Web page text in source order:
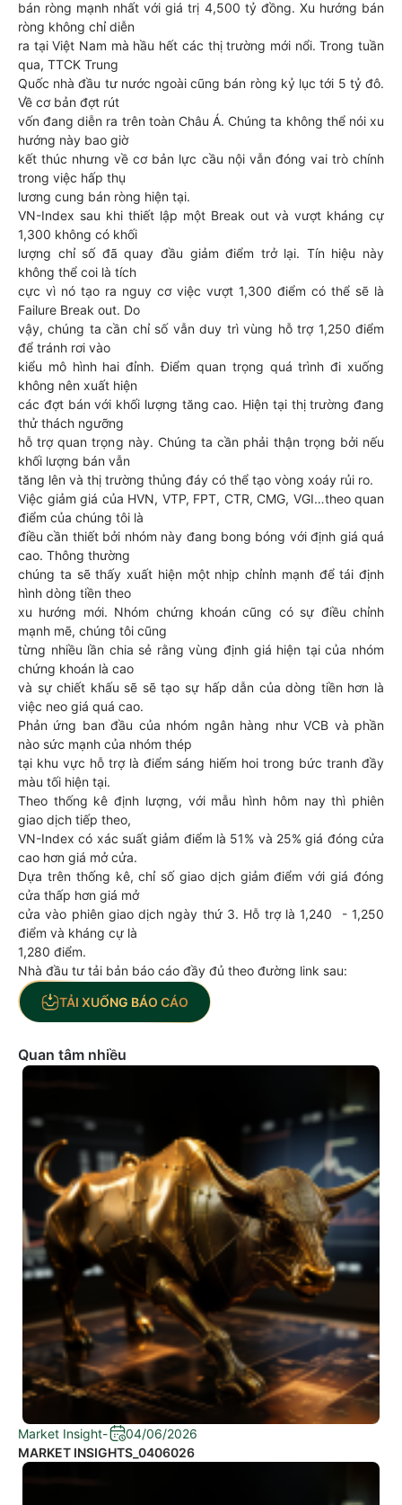
bán ròng mạnh nhất với giá trị 4,500 tỷ đồng. Xu hướng bán
ròng không chỉ diễn
ra tại Việt Nam mà hầu hết các thị trường mới nổi. Trong tuần
qua, TTCK Trung
Quốc nhà đầu tư nước ngoài cũng bán ròng kỷ lục tới 5 tỷ đô.
Về cơ bản đợt rút
vốn đang diễn ra trên toàn Châu Á. Chúng ta không thể nói xu
hướng này bao giờ
kết thúc nhưng về cơ bản lực cầu nội vẫn đóng vai trò chính
trong việc hấp thụ
lương cung bán ròng hiện tại.
VN-Index sau khi thiết lập một Break out và vượt kháng cự
1,300 không có khối
lượng chỉ số đã quay đầu giảm điểm trở lại. Tín hiệu này
không thể coi là tích
cực vì nó tạo ra nguy cơ việc vượt 1,300 điểm có thể sẽ là
Failure Break out. Do
vậy, chúng ta cần chỉ số vẫn duy trì vùng hỗ trợ 1,250 điểm
để tránh rơi vào
kiểu mô hình hai đỉnh. Điểm quan trọng quá trình đi xuống
không nên xuất hiện
các đợt bán với khối lượng tăng cao. Hiện tại thị trường đang
thử thách ngưỡng
hỗ trợ quan trọng này. Chúng ta cần phải thận trọng bởi nếu
khối lượng bán vẫn
tăng lên và thị trường thủng đáy có thể tạo vòng xoáy rủi ro.
Việc giảm giá của HVN, VTP, FPT, CTR, CMG, VGI…theo quan
điểm của chúng tôi là
điều cần thiết bởi nhóm này đang bong bóng với định giá quá
cao. Thông thường
chúng ta sẽ thấy xuất hiện một nhịp chỉnh mạnh để tái định
hình dòng tiền theo
xu hướng mới. Nhóm chứng khoán cũng có sự điều chỉnh
mạnh mẽ, chúng tôi cũng
từng nhiều lần chia sẻ rằng vùng định giá hiện tại của nhóm
chứng khoán là cao
và sự chiết khấu sẽ sẽ tạo sự hấp dẫn của dòng tiền hơn là
việc neo giá quá cao.
Phản ứng ban đầu của nhóm ngân hàng như VCB và phần
nào sức mạnh của nhóm thép
tại khu vực hỗ trợ là điểm sáng hiếm hoi trong bức tranh đầy
màu tối hiện tại.
Theo thống kê định lượng, với mẫu hình hôm nay thì phiên
giao dịch tiếp theo,
VN-Index có xác suất giảm điểm là 51% và 25% giá đóng cửa
cao hơn giá mở cửa.
Dựa trên thống kê, chỉ số giao dịch giảm điểm với giá đóng
cửa thấp hơn giá mở
cửa vào phiên giao dịch ngày thứ 3. Hỗ trợ là 1,240 - 1,250
điểm và kháng cự là
1,280 điểm.
Nhà đầu tư tải bản báo cáo đầy đủ theo đường link sau:
TẢI XUỐNG BÁO CÁO
Quan tâm nhiều
Market Insight-
04/06/2026
MARKET INSIGHTS_0406026